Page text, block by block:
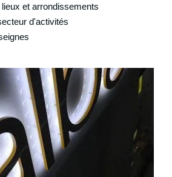
et arrondissements
d'activités